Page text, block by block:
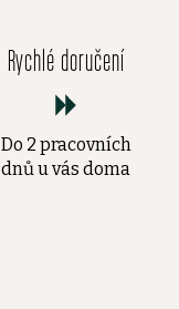
Rychlé doručení
Do 2 pracovních
dnů u vás doma